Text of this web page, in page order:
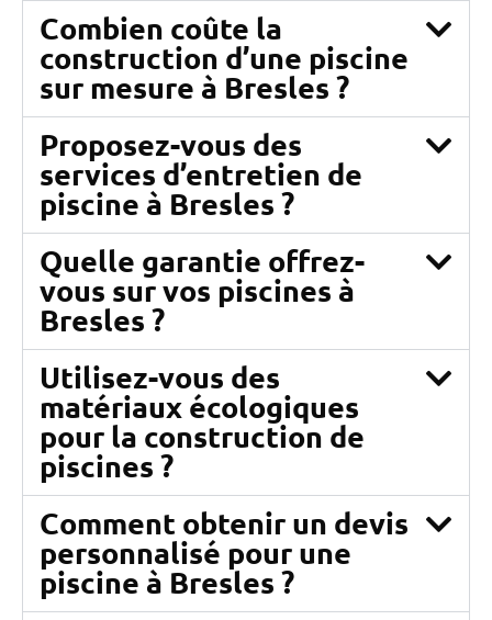
Combien coûte la
construction d’une piscine
sur mesure à Bresles ?
Proposez-vous des
services d’entretien de
piscine à Bresles ?
Quelle garantie offrez-
vous sur vos piscines à
Bresles ?
Utilisez-vous des
matériaux écologiques
pour la construction de
piscines ?
Comment obtenir un devis
personnalisé pour une
piscine à Bresles ?